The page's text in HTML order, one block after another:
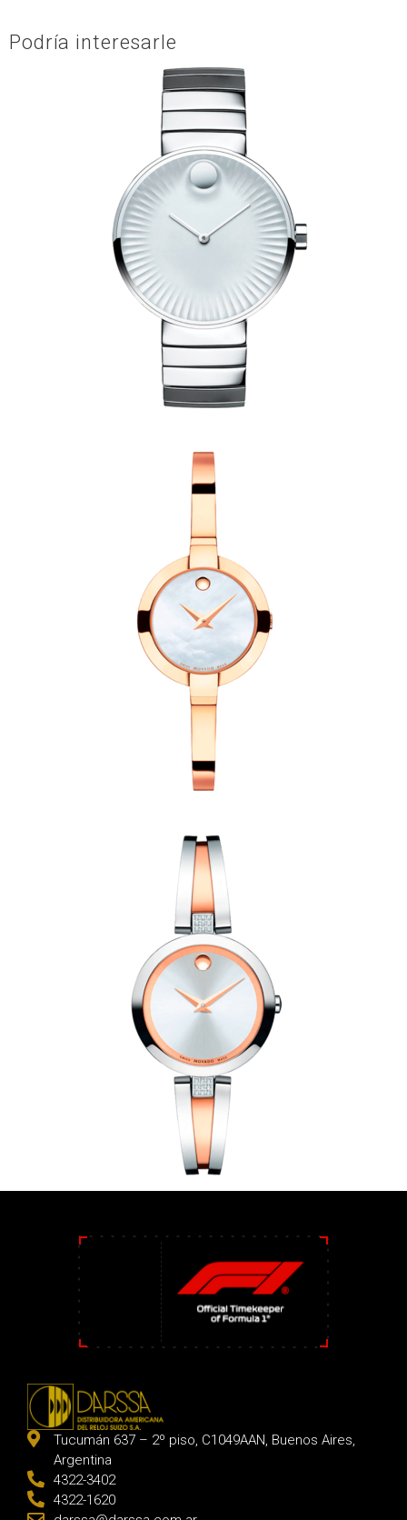
Podría interesarle
Tucumán 637 – 2º piso, C1049AAN, Buenos Aires,
Argentina
4322-3402
4322-1620